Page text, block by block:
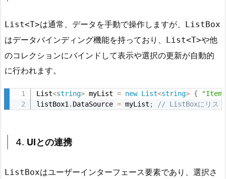
t
ク
ラ
と
の
性
相
List<T>は通常、データを手動で操作しますが、 ListBox
はデータバインディング機能を持っており、 List<T>や他
のコレクションにバインドして表示や選択の更新が自動的
に行われます。
List<string> myList = new List<string> {
listBox1 . DataSource = myList ; // ListBoxにリスト
4. UIとの連携
ListBoxはユーザーインターフェース要素であり、選択さ